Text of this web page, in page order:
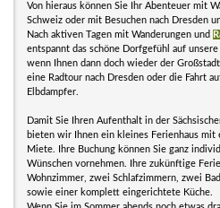
Von hieraus können Sie Ihr Abenteuer mit
Schweiz oder mit Besuchen nach Dresden
Nach aktiven Tagen mit Wanderungen und
entspannt das schöne Dorfgefühl auf
wenn Ihnen dann doch wieder der
eine Radtour nach Dresden oder die Fahrt
Elbdampfer.
Damit Sie Ihren Aufenthalt in der
bieten wir Ihnen ein kleines Ferienhaus mit
Miete. Ihre Buchung können Sie ganz
Wünschen vornehmen. Ihre zukünftige
Wohnzimmer, zwei Schlafzimmern, zwei
sowie einer komplett eingerichtete Küche.